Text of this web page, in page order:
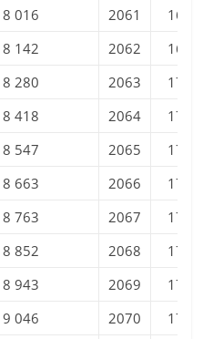
8 016 2061
16
8 142 2062
16
8 280 2063
17
8 418 2064
17
8 547 2065
17
8 663 2066
17
8 763 2067
17
8 852 2068
17
8 943 2069
17
9 046 2070
17